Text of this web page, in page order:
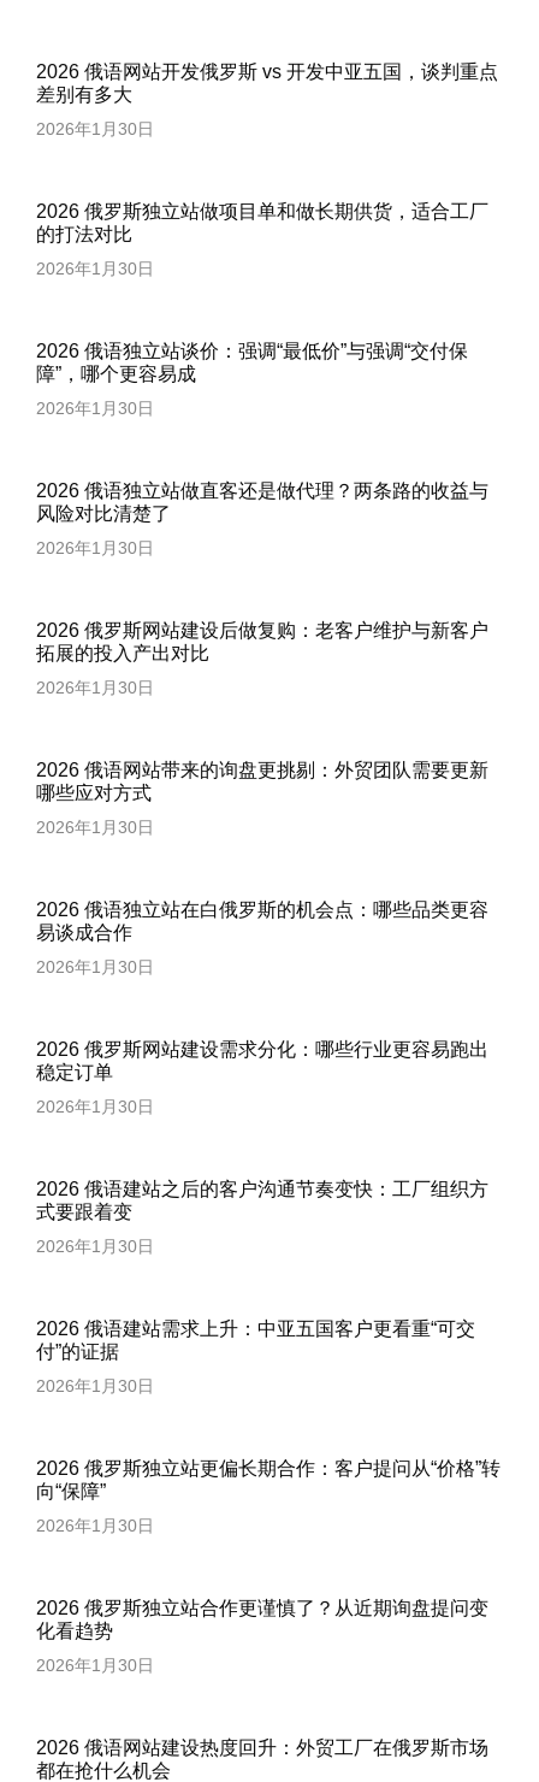
2026 俄语网站开发俄罗斯 vs 开发中亚五国，谈判重点
差别有多大
2026年1月30日
2026 俄罗斯独立站做项目单和做长期供货，适合工厂
的打法对比
2026年1月30日
2026 俄语独立站谈价：强调“最低价”与强调“交付保
障”，哪个更容易成
2026年1月30日
2026 俄语独立站做直客还是做代理？两条路的收益与
风险对比清楚了
2026年1月30日
2026 俄罗斯网站建设后做复购：老客户维护与新客户
拓展的投入产出对比
2026年1月30日
2026 俄语网站带来的询盘更挑剔：外贸团队需要更新
哪些应对方式
2026年1月30日
2026 俄语独立站在白俄罗斯的机会点：哪些品类更容
易谈成合作
2026年1月30日
2026 俄罗斯网站建设需求分化：哪些行业更容易跑出
稳定订单
2026年1月30日
2026 俄语建站之后的客户沟通节奏变快：工厂组织方
式要跟着变
2026年1月30日
2026 俄语建站需求上升：中亚五国客户更看重“可交
付”的证据
2026年1月30日
2026 俄罗斯独立站更偏长期合作：客户提问从“价格”转
向“保障”
2026年1月30日
2026 俄罗斯独立站合作更谨慎了？从近期询盘提问变
化看趋势
2026年1月30日
2026 俄语网站建设热度回升：外贸工厂在俄罗斯市场
都在抢什么机会